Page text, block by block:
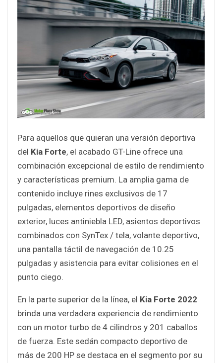
Para aquellos que quieran una versión deportiva
del Kia Forte, el acabado GT-Line ofrece una
combinación excepcional de estilo de rendimiento
y características premium. La amplia gama de
contenido incluye rines exclusivos de 17
pulgadas, elementos deportivos de diseño
exterior, luces antiniebla LED, asientos deportivos
combinados con SynTex / tela, volante deportivo,
una pantalla táctil de navegación de 10.25
pulgadas y asistencia para evitar colisiones en el
punto ciego.
En la parte superior de la línea, el Kia Forte 2022
brinda una verdadera experiencia de rendimiento
con un motor turbo de 4 cilindros y 201 caballos
de fuerza. Este sedán compacto deportivo de
más de 200 HP se destaca en el segmento por su